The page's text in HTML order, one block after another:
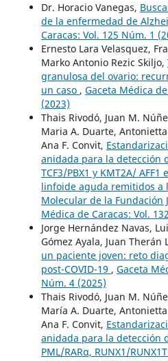
Dr. Horacio Vanegas,
de la enfermedad de
Caracas: Vol. 125 Núm. 1
Ernesto Lara Velasquez,
Marko Antonio Rezic Skiljo,
granulosa del ovario:
un caso , Gaceta Médica
(2023)
Thais Rivodó, Juan M.
Maria A. Duarte,
Ana F. Convit,
anidada para la detección
TCF3/PBX1 y KMT2A/
linfoide aguda remitidos a
Molecular de la Fundación
Médica de Caracas: Vol.
Jorge Hernández Navas,
Gómez Ayala, Juan Therán
un paciente joven: reto
post-COVID-19 , Gaceta
Núm. 4 (2025)
Thais Rivodó, Juan M.
María A. Duarte,
Ana F. Convit,
anidada para la detección
PML/RARα, RUNX1/